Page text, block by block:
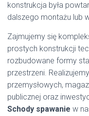
konstrukcja była
dalszego montażu lub
Zajmujemy się
prostych konstrukcji
rozbudowane formy
przestrzeni.
przemysłowych,
publicznej oraz
Schody spawanie w